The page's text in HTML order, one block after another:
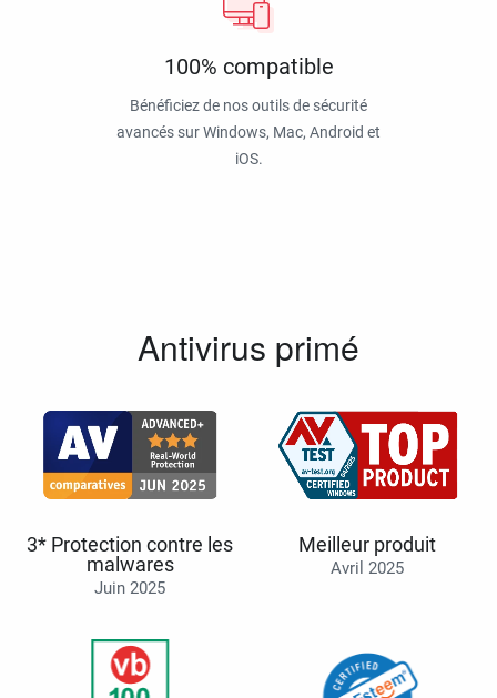
100% compatible
Bénéficiez de nos outils de sécurité
avancés sur Windows, Mac, Android et
iOS.
Antivirus primé
3* Protection contre les
malwares
Juin 2025
Meilleur produit
Avril 2025